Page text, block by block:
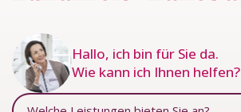
Hallo, ich bin für Sie da.
Wie kann ich Ihnen helfen?
Welche Leistungen bieten Sie an?